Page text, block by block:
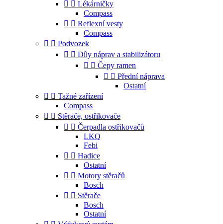
  Lékárničky
Compass
  Reflexní vesty
Compass
  Podvozek
  Díly náprav a stabilizátoru
  Čepy ramen
  Přední náprava
Ostatní
  Tažné zařízení
Compass
  Stěrače, ostřikovače
  Čerpadla ostřikovačů
LKQ
Febi
  Hadice
Ostatní
  Motory stěračů
Bosch
  Stěrače
Bosch
Ostatní